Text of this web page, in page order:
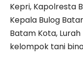
Kepri, Kapolresta
Kepala Bulog
Batam Kota,
kelompok tani